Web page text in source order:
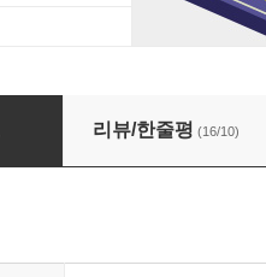
리뷰/한줄평 (16/10)